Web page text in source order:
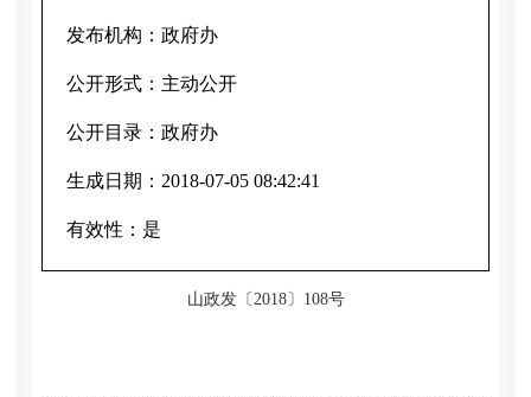
发布机构： 政府办
公开形式： 主动公开
公开目录： 政府办
生成日期： 2018-07-05 08:42:41
有效性： 是
山政发〔2018〕108号